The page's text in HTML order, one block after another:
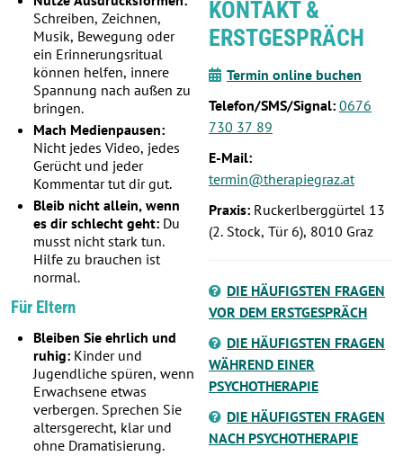
Schreiben, Zeichnen,
Musik, Bewegung oder
ein Erinnerungsritual
können helfen, innere
Spannung nach außen zu
bringen.
Mach Medienpausen:
Nicht jedes Video, jedes
Gerücht und jeder
Kommentar tut dir gut.
Bleib nicht allein, wenn
es dir schlecht geht: Du
musst nicht stark tun.
Hilfe zu brauchen ist
normal.
Für Eltern
Bleiben Sie ehrlich und
ruhig: Kinder und
Jugendliche spüren, wenn
Erwachsene etwas
verbergen. Sprechen Sie
altersgerecht, klar und
ohne Dramatisierung.
KONTAKT &
ERSTGESPRÄCH
Termin online buchen
Telefon/SMS/Signal: 0676
730 37 89
E-Mail:
termin@therapiegraz.at
Praxis: Ruckerlberggürtel 13
(2. Stock, Tür 6), 8010 Graz
DIE HÄUFIGSTEN FRAGEN
VOR DEM ERSTGESPRÄCH
DIE HÄUFIGSTEN FRAGEN
WÄHREND EINER
PSYCHOTHERAPIE
DIE HÄUFIGSTEN FRAGEN
NACH PSYCHOTHERAPIE